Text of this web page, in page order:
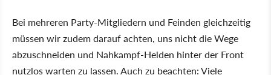
Bei mehreren Party-Mitgliedern und Feinden gleichzeitig
müssen wir zudem darauf achten, uns nicht die Wege
abzuschneiden und Nahkampf-Helden hinter der Front
nutzlos warten zu lassen. Auch zu beachten: Viele